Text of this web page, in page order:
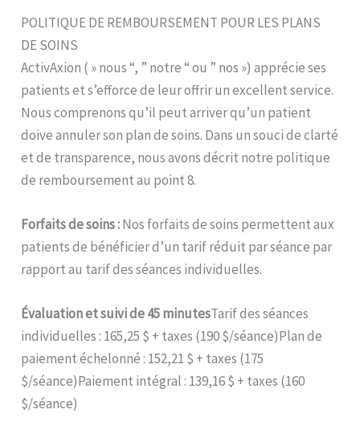
POLITIQUE DE REMBOURSEMENT POUR LES PLANS
DE SOINS
ActivAxion ( » nous “, ” notre “ ou ” nos ») apprécie ses
patients et s’efforce de leur offrir un excellent service.
Nous comprenons qu’il peut arriver qu’un patient
doive annuler son plan de soins. Dans un souci de clarté
et de transparence, nous avons décrit notre politique
de remboursement au point 8.
Forfaits de soins :Nos forfaits de soins permettent aux
patients de bénéficier d’un tarif réduit par séance par
rapport au tarif des séances individuelles.
Évaluation et suivi de 45 minutesTarif des séances
individuelles : 165,25 $ + taxes (190 $/séance)Plan de
paiement échelonné : 152,21 $ + taxes (175
$/séance)Paiement intégral : 139,16 $ + taxes (160
$/séance)